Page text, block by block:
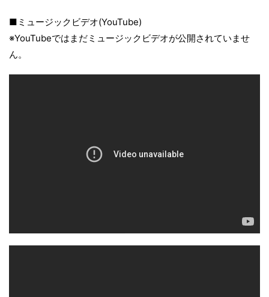
■ミュージックビデオ(YouTube)
※YouTubeではまだミュージックビデオが公開されていませ
ん。